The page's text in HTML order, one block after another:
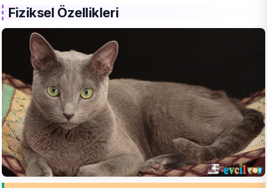
Fiziksel Özellikleri